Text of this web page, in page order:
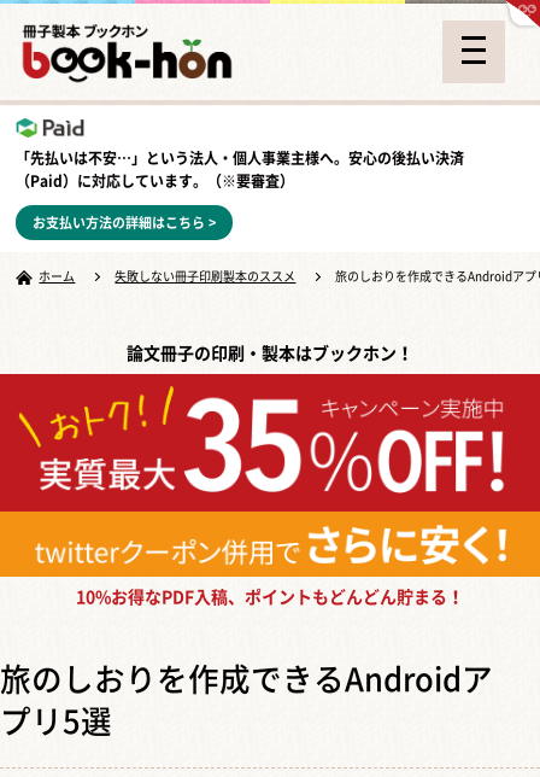
「先払いは不安…」という法人・個人事業主様へ。安心の後払い決済
（Paid） に対応しています。（※要審査）
お支払い方法の詳細はこちら >
ホーム 失敗しない冊子印刷製本のススメ 旅のしおりを作成できるAndroidアプ
論文冊子の印刷・製本はブックホン！
10%お得なPDF入稿、ポイントもどんどん貯まる！
旅のしおりを作成できるAndroidア
プリ5選